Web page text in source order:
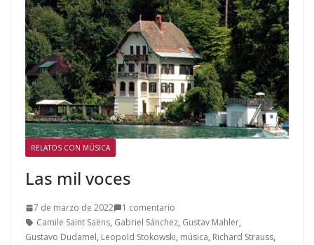
RELATOS CON MÚSICA
Las mil voces
7 de marzo de 2022
1 comentario
Camile Saint Saëns, Gabriel Sánchez, Gustav Mahler,
Gustavo Dudamel, Leopold Stokowski, música, Richard Strauss,